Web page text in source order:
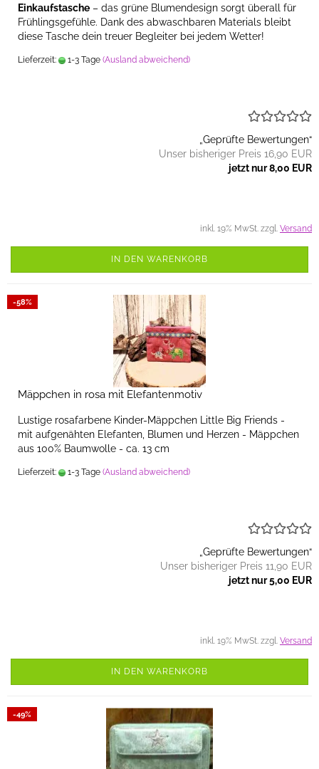
Einkaufstasche – das grüne Blumendesign sorgt überall für
Frühlingsgefühle. Dank des abwaschbaren Materials bleibt
diese Tasche dein treuer Begleiter bei jedem Wetter!
Lieferzeit: 1-3 Tage (Ausland abweichend)
„Geprüfte Bewertungen“
Unser bisheriger Preis 16,90 EUR
jetzt nur 8,00 EUR
inkl. 19% MwSt. zzgl. Versand
IN DEN WARENKORB
-58%
Mäppchen in rosa mit Elefantenmotiv
Lustige rosafarbene Kinder-Mäppchen Little Big Friends -
mit aufgenähten Elefanten, Blumen und Herzen - Mäppchen
aus 100% Baumwolle - ca. 13 cm
Lieferzeit: 1-3 Tage (Ausland abweichend)
„Geprüfte Bewertungen“
Unser bisheriger Preis 11,90 EUR
jetzt nur 5,00 EUR
inkl. 19% MwSt. zzgl. Versand
IN DEN WARENKORB
-49%